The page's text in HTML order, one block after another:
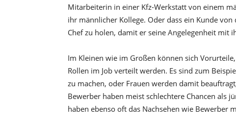
Mitarbeiterin in einer Kfz-Werkstatt von einem
ihr männlicher Kollege. Oder dass ein Kunde
Chef zu holen, damit er seine Angelegenheit mit
Im Kleinen wie im Großen können sich
Rollen im Job verteilt werden. Es sind zum
zu machen, oder Frauen werden damit
Bewerber haben meist schlechtere Chancen als
haben ebenso oft das Nachsehen wie Bewerber